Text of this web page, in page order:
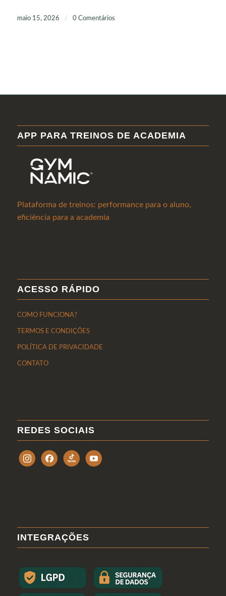
maio 15, 2026 / 0 Comentários
APP PARA TREINOS DE ACADEMIA
Plataforma de treinos: performance para o aluno,
eficiência para a academia
ACESSO RÁPIDO
COMO FUNCIONA?
TERMOS E CONDIÇÕES
POLÍTICA DE PRIVACIDADE
CONTATO
REDES SOCIAIS
INTEGRAÇÕES